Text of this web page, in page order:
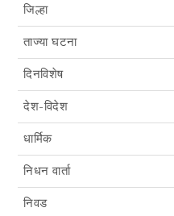
जिल्हा
ताज्या घटना
दिनविशेष
देश-विदेश
धार्मिक
निधन वार्ता
निवड